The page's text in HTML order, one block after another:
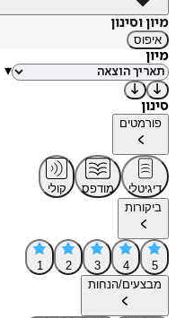
מיון וסינון
איפוס
מיון
▾
סינון
פורמטים
דיגיטלי מודפס
קולי
ביקורות
5
4
3
2
1
מבצעים/הנחות